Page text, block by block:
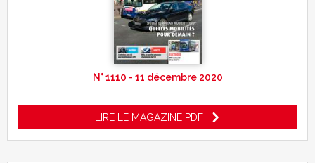
N° 1110 - 11 décembre 2020
LIRE LE MAGAZINE PDF